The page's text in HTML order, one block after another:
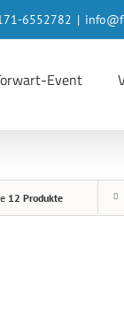
6552782 |
Event
12 Produkte